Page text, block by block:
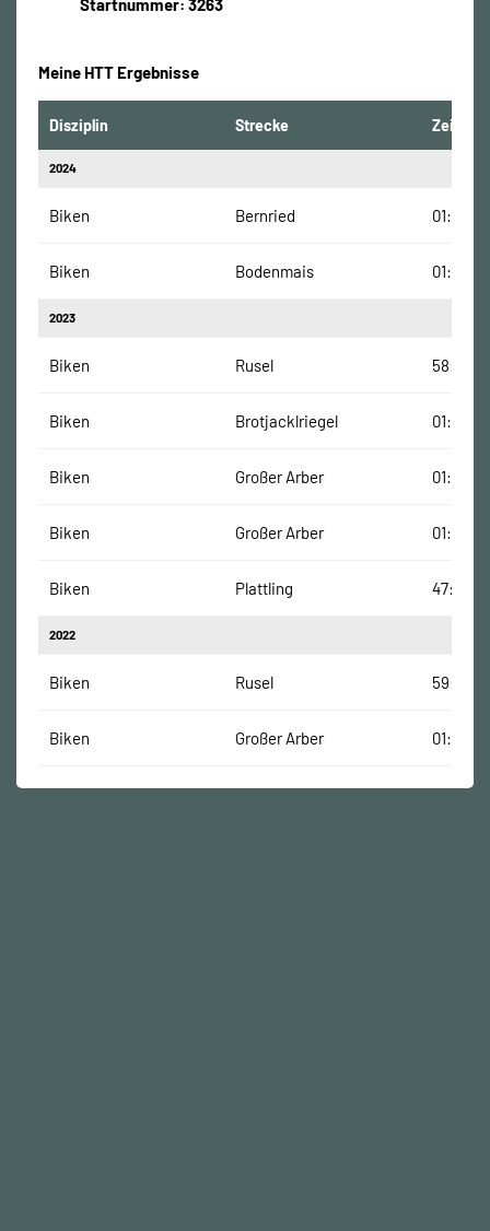
Startnummer: 3263
Meine HTT Ergebnisse
Disziplin Strecke Zeit
2024
Biken Bernried
Biken Bodenmais
2023
Biken Rusel 58:31
Biken Brotjacklriegel
Biken Großer Arber
Biken Großer Arber
Biken Plattling 47:29
2022
Biken Rusel 59:55
Biken Großer Arber